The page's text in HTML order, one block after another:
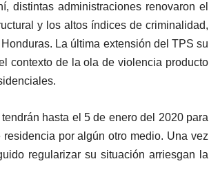
distintas administraciones renovaron el
y los altos índices de criminalidad,
La última extensión del TPS su
contexto de la ola de violencia producto
hasta el 5 de enero del 2020 para
por algún otro medio. Una vez
regularizar su situación arriesgan la